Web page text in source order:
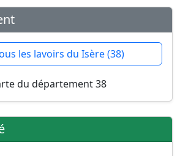
les lavoirs du Isère (38)